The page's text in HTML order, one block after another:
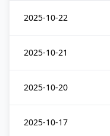
2025-10-22
2025-10-21
2025-10-20
2025-10-17